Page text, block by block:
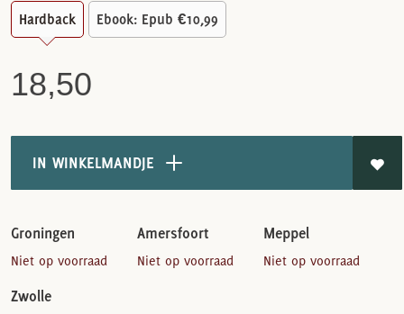
Hardback Ebook: Epub €10,99
18,50
IN WINKELMANDJE
Groningen
Niet op voorraad
Amersfoort
Niet op voorraad
Meppel
Niet op voorraad
Zwolle